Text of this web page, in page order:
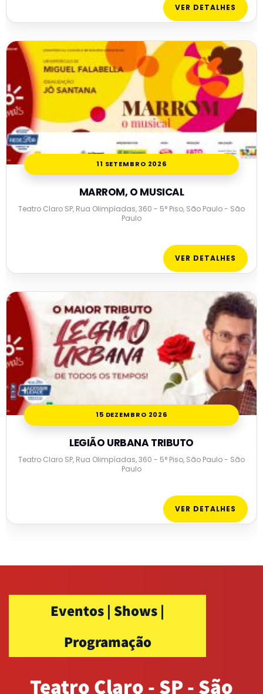
VER DETALHES
11 SETEMBRO 2026
MARROM, O MUSICAL
Teatro Claro SP, Rua Olimpíadas, 360 - 5° Piso, São Paulo - São
Paulo
VER DETALHES
15 DEZEMBRO 2026
LEGIÃO URBANA TRIBUTO
Teatro Claro SP, Rua Olimpíadas, 360 - 5° Piso, São Paulo - São
Paulo
VER DETALHES
Eventos | Shows |
Programação
Teatro Claro - SP - São